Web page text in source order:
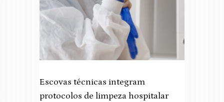
Escovas técnicas integram
protocolos de limpeza hospitalar